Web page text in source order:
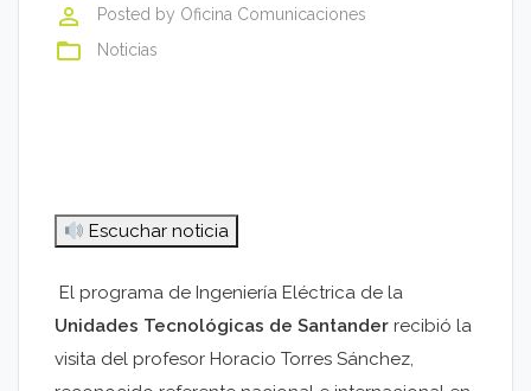
perm_identity Posted by Oficina Comunicaciones
folder_open Noticias
Escuchar noticia
El programa de Ingeniería Eléctrica de la
Unidades Tecnológicas de Santander recibió la
visita del profesor Horacio Torres Sánchez,